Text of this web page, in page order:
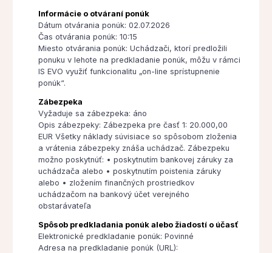
Informácie o otváraní ponúk
Dátum otvárania ponúk: 02.07.2026
Čas otvárania ponúk: 10:15
Miesto otvárania ponúk: Uchádzači, ktorí predložili
ponuku v lehote na predkladanie ponúk, môžu v rámci
IS EVO využiť funkcionalitu „on-line sprístupnenie
ponúk“.
Zábezpeka
Vyžaduje sa zábezpeka: áno
Opis zábezpeky: Zábezpeka pre časť 1: 20.000,00
EUR Všetky náklady súvisiace so spôsobom zloženia
a vrátenia zábezpeky znáša uchádzač. Zábezpeku
možno poskytnúť: • poskytnutím bankovej záruky za
uchádzača alebo • poskytnutím poistenia záruky
alebo • zložením finančných prostriedkov
uchádzačom na bankový účet verejného
obstarávateľa
Spôsob predkladania ponúk alebo žiadostí o účasť
Elektronické predkladanie ponúk: Povinné
Adresa na predkladanie ponúk (URL):